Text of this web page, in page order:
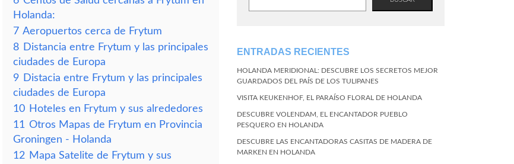
Holanda:
7 Aeropuertos cerca de Frytum
8 Distancia entre Frytum y las principales
ciudades de Europa
9 Distacia entre Frytum y las principales
ciudades de Europa
10 Hoteles en Frytum y sus alrededores
11 Otros Mapas de Frytum en Provincia
Groningen - Holanda
12 Mapa Satelite de Frytum y sus
ENTRADAS RECIENTES
HOLANDA MERIDIONAL: DESCUBRE LOS SECRETOS MEJOR
GUARDADOS DEL PAÍS DE LOS TULIPANES
VISITA KEUKENHOF, EL PARAÍSO FLORAL DE HOLANDA
DESCUBRE VOLENDAM, EL ENCANTADOR PUEBLO
PESQUERO EN HOLANDA
DESCUBRE LAS ENCANTADORAS CASITAS DE MADERA DE
MARKEN EN HOLANDA